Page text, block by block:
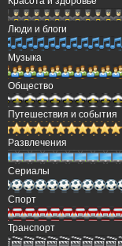
Люди и блоги
Музыка
Общество
Путешествия и события
Развлечения
Сериалы
Спорт
Транспорт